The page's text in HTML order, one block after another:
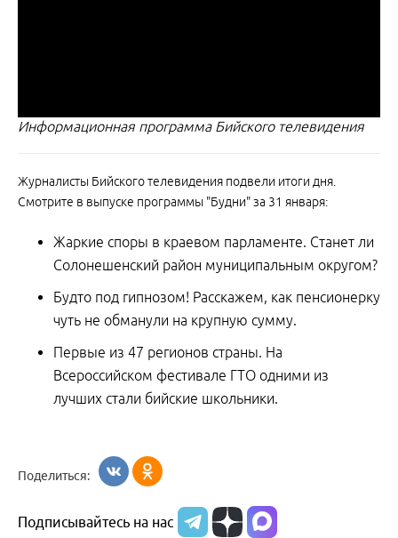
Информационная программа Бийского телевидения
Журналисты Бийского телевидения подвели итоги дня.
Смотрите в выпуске программы "Будни" за 31 января:
Жаркие споры в краевом парламенте. Станет ли
Солонешенский район муниципальным округом?
Будто под гипнозом! Расскажем, как пенсионерку
чуть не обманули на крупную сумму.
Первые из 47 регионов страны. На
Всероссийском фестивале ГТО одними из
лучших стали бийские школьники.
Поделиться:
Подписывайтесь на нас